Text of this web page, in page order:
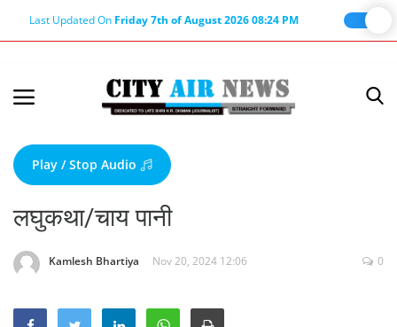
Last Updated On Friday 7th of August 2026 08:24 PM
Terms & Conditions
About Us
About Editor
Nation
Punjab
Play / Stop Audio
लघुकथा/चाय पानी
Kamlesh Bhartiya Nov 20, 2024 12:06 0